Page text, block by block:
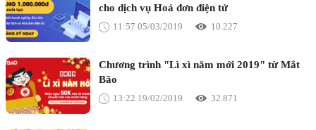
cho dịch vụ Hoá đơn điện tử
11:57 05/03/2019 10.227
Chương trình "Lì xì năm mới 2019" từ Mắt
Bão
13:22 19/02/2019 32.871